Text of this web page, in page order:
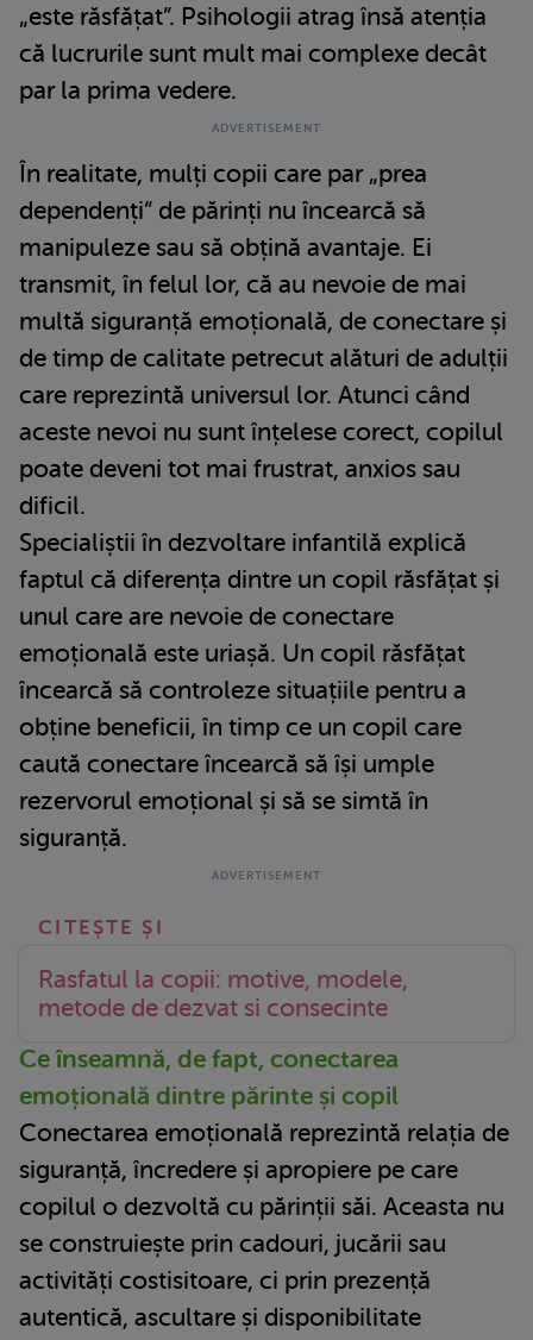
„este răsfățat”. Psihologii atrag însă atenția
că lucrurile sunt mult mai complexe decât
par la prima vedere.
În realitate, mulți copii care par „prea
dependenți” de părinți nu încearcă să
manipuleze sau să obțină avantaje. Ei
transmit, în felul lor, că au nevoie de mai
multă siguranță emoțională, de conectare și
de timp de calitate petrecut alături de adulții
care reprezintă universul lor. Atunci când
aceste nevoi nu sunt înțelese corect, copilul
poate deveni tot mai frustrat, anxios sau
dificil.
Specialiștii în dezvoltare infantilă explică
faptul că diferența dintre un copil răsfățat și
unul care are nevoie de conectare
emoțională este uriașă. Un copil răsfățat
încearcă să controleze situațiile pentru a
obține beneficii, în timp ce un copil care
caută conectare încearcă să își umple
rezervorul emoțional și să se simtă în
siguranță.
Rasfatul la copii: motive, modele,
metode de dezvat si consecinte
Ce înseamnă, de fapt, conectarea
emoțională dintre părinte și copil
Conectarea emoțională reprezintă relația de
siguranță, încredere și apropiere pe care
copilul o dezvoltă cu părinții săi. Aceasta nu
se construiește prin cadouri, jucării sau
activități costisitoare, ci prin prezență
autentică, ascultare și disponibilitate